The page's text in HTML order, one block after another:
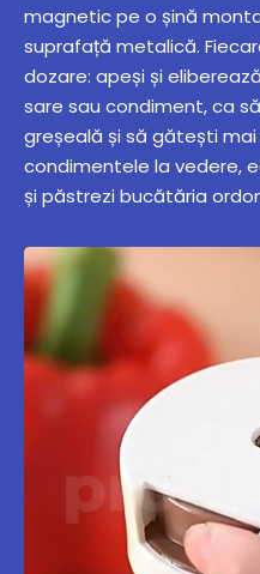
magnetic pe o șină
suprafață metalică.
dozare: apeși și
sare sau condiment, ca
greșeală și să gătești mai
condimentele la vedere,
și păstrezi bucătăria